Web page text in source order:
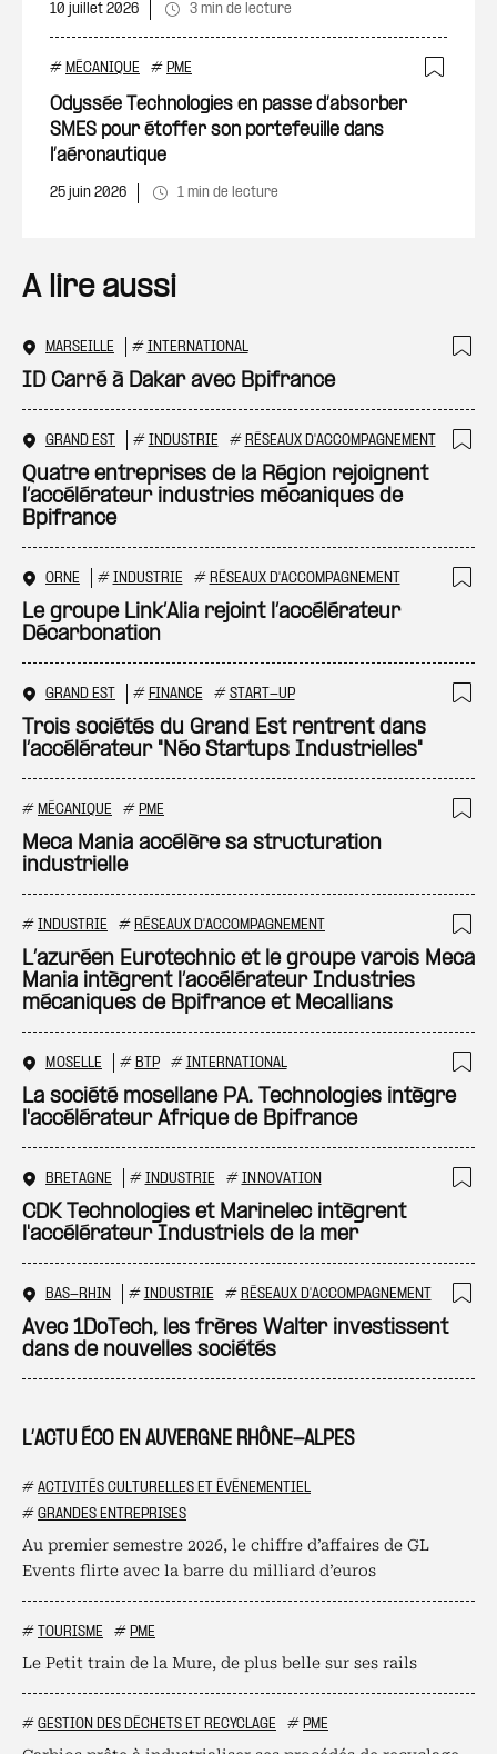
L’ACTU ÉCO EN AUVERGNE RHÔNE-ALPES
# ACTIVITÉS CULTURELLES ET ÉVÉNEMENTIEL
# GRANDES ENTREPRISES
Au premier semestre 2026, le chiffre d’affaires de GL
Events flirte avec la barre du milliard d’euros
# TOURISME # PME
Le Petit train de la Mure, de plus belle sur ses rails
# GESTION DES DÉCHETS ET RECYCLAGE # PME
10 juillet 2026 3 min de lecture
# MÉCANIQUE # PME
Odyssée Technologies en passe d’absorber
SMES pour étoffer son portefeuille dans
l’aéronautique
25 juin 2026 1 min de lecture
A lire aussi
MARSEILLE # INTERNATIONAL
ID Carré à Dakar avec Bpifrance
GRAND EST # INDUSTRIE # RÉSEAUX D'ACCOMPAGNEMENT
Quatre entreprises de la Région rejoignent
l’accélérateur industries mécaniques de
Bpifrance
ORNE # INDUSTRIE # RÉSEAUX D'ACCOMPAGNEMENT
Le groupe Link’Alia rejoint l’accélérateur
Décarbonation
GRAND EST # FINANCE # START-UP
Trois sociétés du Grand Est rentrent dans
l’accélérateur "Néo Startups Industrielles"
# MÉCANIQUE # PME
Meca Mania accélère sa structuration
industrielle
# INDUSTRIE # RÉSEAUX D'ACCOMPAGNEMENT
L’azuréen Eurotechnic et le groupe varois Meca
Mania intègrent l’accélérateur Industries
mécaniques de Bpifrance et Mecallians
MOSELLE # BTP # INTERNATIONAL
La société mosellane PA. Technologies intègre
l'accélérateur Afrique de Bpifrance
BRETAGNE # INDUSTRIE # INNOVATION
CDK Technologies et Marinelec intègrent
l'accélérateur Industriels de la mer
BAS-RHIN # INDUSTRIE # RÉSEAUX D'ACCOMPAGNEMENT
Avec 1DoTech, les frères Walter investissent
dans de nouvelles sociétés